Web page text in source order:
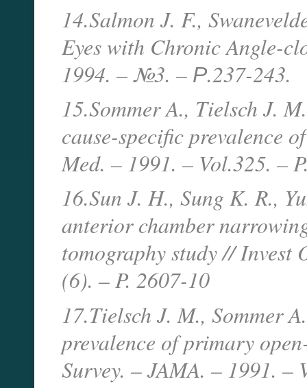
14.Salmon J. F.,
Eyes with Chronic Angle-
1994. – №3. – Р.237-243.
15.Sommer A., Tielsch J.
cause-specific prevalence
Med. – 1991. – Vol.325. –
16.Sun J. H., Sung K. R.,
anterior chamber
tomography study // Invest
(6). – P. 2607-10
17.Tielsch J. M., Sommer
prevalence of primary
Survey. – JAMA. – 1991. –